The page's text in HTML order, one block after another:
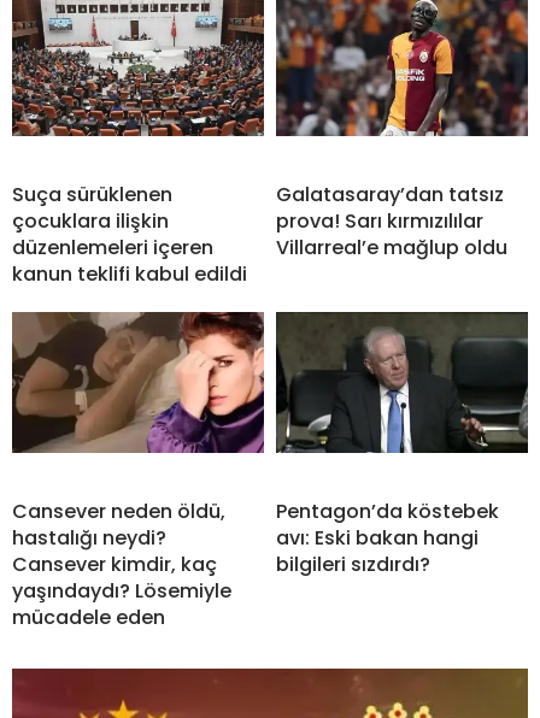
Suça sürüklenen
çocuklara ilişkin
düzenlemeleri içeren
kanun teklifi kabul edildi
Galatasaray’dan tatsız
prova! Sarı kırmızılılar
Villarreal’e mağlup oldu
Cansever neden öldü,
hastalığı neydi?
Cansever kimdir, kaç
yaşındaydı? Lösemiyle
mücadele eden
Pentagon’da köstebek
avı: Eski bakan hangi
bilgileri sızdırdı?